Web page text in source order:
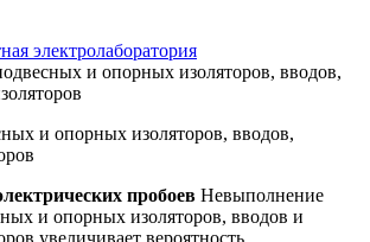
электролаборатория
и опорных изоляторов, вводов,
и опорных изоляторов, вводов,
пробоев Невыполнение
и опорных изоляторов, вводов и
увеличивает вероятность